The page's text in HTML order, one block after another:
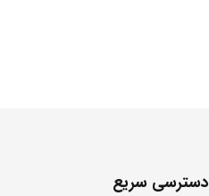
دسترسی سریع